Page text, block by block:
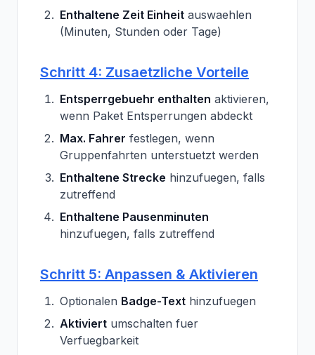
Enthaltene Zeit Einheit auswaehlen
(Minuten, Stunden oder Tage)
Schritt 4: Zusaetzliche Vorteile
Entsperrgebuehr enthalten aktivieren,
wenn Paket Entsperrungen abdeckt
Max. Fahrer festlegen, wenn
Gruppenfahrten unterstuetzt werden
Enthaltene Strecke hinzufuegen, falls
zutreffend
Enthaltene Pausenminuten
hinzufuegen, falls zutreffend
Schritt 5: Anpassen & Aktivieren
Optionalen Badge-Text hinzufuegen
Aktiviert umschalten fuer
Verfuegbarkeit